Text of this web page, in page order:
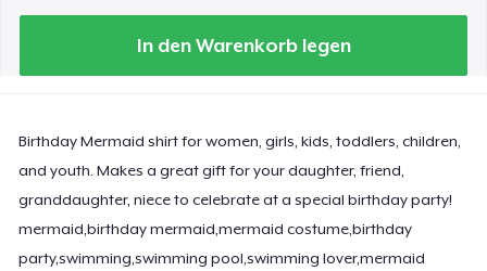
In den Warenkorb legen
Birthday Mermaid shirt for women, girls, kids, toddlers, children,
and youth. Makes a great gift for your daughter, friend,
granddaughter, niece to celebrate at a special birthday party!
mermaid,birthday mermaid,mermaid costume,birthday
party,swimming,swimming pool,swimming lover,mermaid